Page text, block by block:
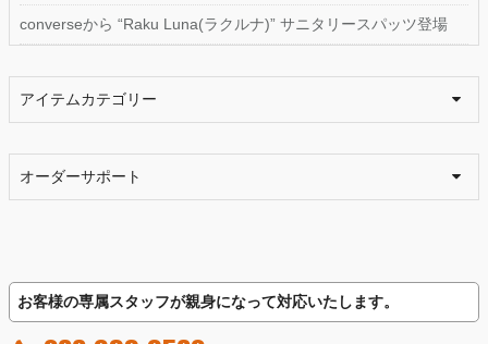
converseから “Raku Luna(ラクルナ)” サニタリースパッツ登場
アイテムカテゴリー
オーダーサポート
お客様の専属スタッフが親身になって対応いたします。